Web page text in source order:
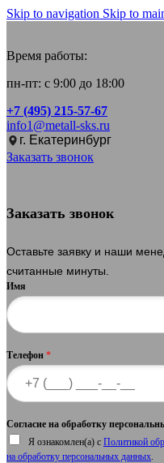
Skip to navigation Skip to
Время работы:
пн-пт: с 9:00 до 18:00
+7 (495) 215-57-67
info1@metall-sks.ru
г. Екатеринбург
Заказать звонок
Заказать звонок
Оставьте заявку и наши
считанные минуты.
Имя
Телефон *
Согласие на обработку
Я ознакомлен(а) с Политикой
на обработку персональных данных.